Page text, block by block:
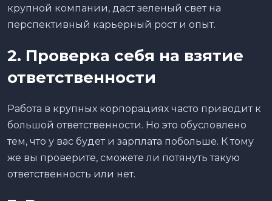
крупной компании, даст зеленый свет на
перспективный карьерный рост и опыт.
2. Проверка себя на взятие
ответственности
Работа в крупных корпорациях часто приводит к
большой ответственности. Но это обусловлено
тем, что у вас будет и зарплата побольше. К тому
же вы проверите, сможете ли потянуть такую
ответственность или нет.